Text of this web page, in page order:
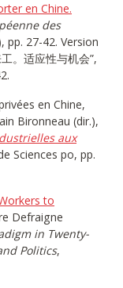
en Chine.
des
pp. 27-42. Version
。适应性与机会”,
en Chine,
Bironneau (dir.),
aux
Sciences po, pp.
to
Defraigne
in Twenty-
Politics,